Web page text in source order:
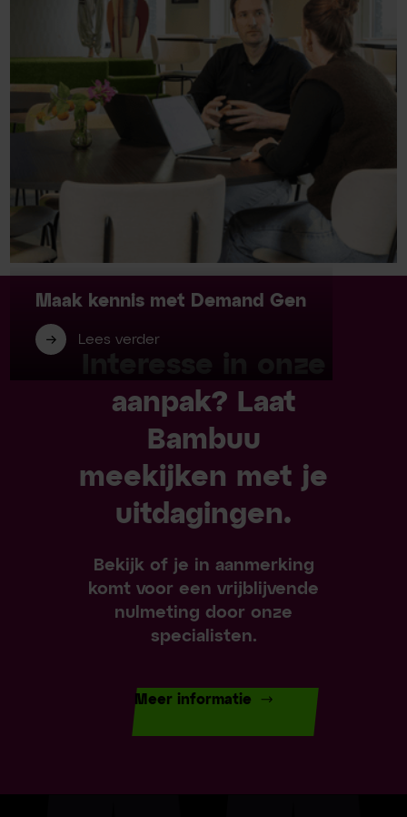
Maak kennis met Demand Gen
Lees verder
Interesse in onze
aanpak? Laat
Bambuu
meekijken met je
uitdagingen.
Bekijk of je in aanmerking
komt voor een vrijblijvende
nulmeting door onze
specialisten.
Meer informatie